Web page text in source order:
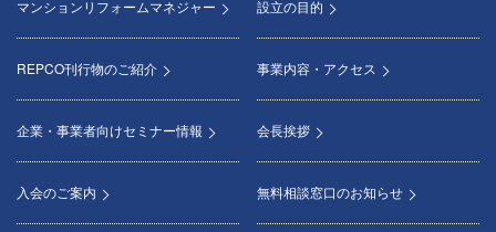
マンションリフォームマネジャー
REPCO刊行物のご紹介
企業・事業者向けセミナー情報
入会のご案内
設立の目的
事業内容・アクセス
会長挨拶
無料相談窓口のお知らせ